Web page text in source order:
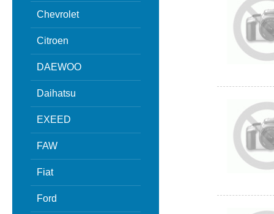
Chevrolet
Citroen
DAEWOO
Daihatsu
EXEED
FAW
Fiat
Ford